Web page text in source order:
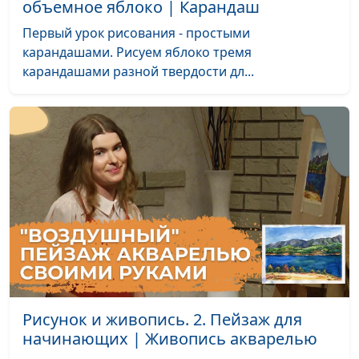
Обложка на
паспорт
Скрапбукинг. Арт
фотографией
Анна Кузнецова
Скрапбукинг.
Подарочный
конверт
Анна Кузнецова #10
Скрапбукинг.
Подарочная
открытка
Анна Кузнецова #9
Скрапбукинг.
Инструменты и
материалы
Анна Кузнецова #8
Игра на гитаре.
объемное яблоко | Карандаш
Первый урок рисования - простыми
карандашами. Рисуем яблоко тремя
карандашами разной твердости дл...
Рисунок и живопись. 2. Пейзаж для
начинающих | Живопись акварелью